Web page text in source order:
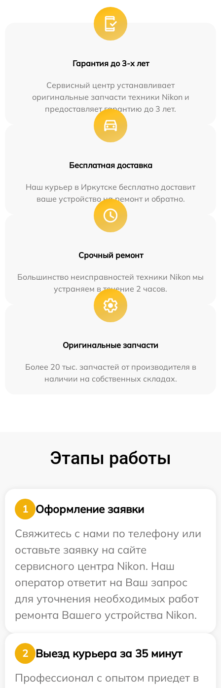
Гарантия до 3-х лет
Сервисный центр устанавливает
оригинальные запчасти техники Nikon и
предоставляет гарантию до 3 лет.
Бесплатная доставка
Наш курьер в Иркутске бесплатно доставит
ваше устройство на ремонт и обратно.
Срочный ремонт
Большинство неисправностей техники Nikon мы
устраняем в течение 2 часов.
Оригинальные запчасти
Более 20 тыс. запчастей от производителя в
наличии на собственных складах.
Этапы работы
1
Оформление заявки
Свяжитесь с нами по телефону или
оставьте заявку на сайте
сервисного центра Nikon. Наш
оператор ответит на Ваш запрос
для уточнения необходимых работ
ремонта Вашего устройства Nikon.
2
Выезд курьера за 35 минут
Профессионал с опытом приедет в